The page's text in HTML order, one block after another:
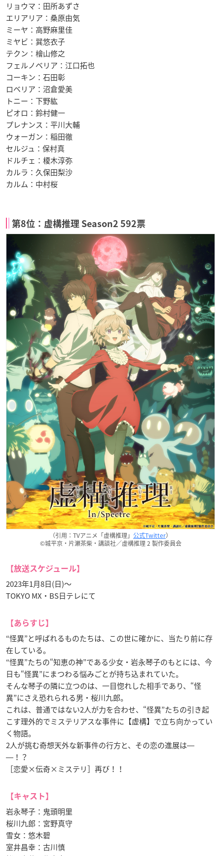
リョウマ：田所あずさ
エリアリア：桑原由気
ミーヤ：高野麻里佳
ミヤビ：巽悠衣子
テクン：檜山修之
フェルノベリア：江口拓也
コーキン：石田彰
ロベリア：沼倉愛美
トニー：下野紘
ピオロ：鈴村健一
プレナンス：平川大輔
ウォーガン：稲田徹
セルジュ：保村真
ドルチェ：榎木淳弥
カルラ：久保田梨沙
カルム：中村桜
第8位：虚構推理 Season2 592票
（引用：TVアニメ「虚構推理」 公式Twitter）
©城平京・片瀬茶柴・講談社／虚構推理 2 製作委員会
【放送スケジュール】
2023年1月8日(日)～
TOKYO MX・BS日テレにて
【あらすじ】
“怪異”と呼ばれるものたちは、この世に確かに、当たり前に存
在している。
“怪異”たちの“知恵の神”である少女・岩永琴子のもとには、今
日も“怪異”にまつわる悩みごとが持ち込まれていた。
そんな琴子の隣に立つのは、一目惚れした相手であり、“怪
異”にさえ恐れられる男・桜川九郎。
これは、普通ではない2人が力を合わせ、“怪異”たちの引き起
こす理外的でミステリアスな事件に【虚構】で立ち向かってい
く物語。
2人が挑む奇想天外な新事件の行方と、その恋の進展は―
―！？
［恋愛×伝奇×ミステリ］再び！！
【キャスト】
岩永琴子：鬼頭明里
桜川九郎：宮野真守
雪女：悠木碧
室井昌幸：古川慎